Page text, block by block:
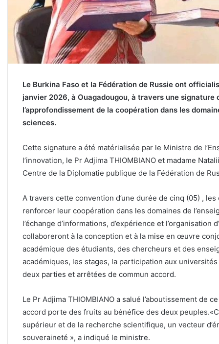
Le Burkina Faso et la Fédération de Russie ont
janvier 2026, à Ouagadougou, à travers une signature
l’approfondissement de la coopération dans les
sciences.
Cette signature a été matérialisée par le Ministre de
l’innovation, le Pr Adjima THIOMBIANO et madame
Centre de la Diplomatie publique de la Fédération de
A travers cette convention d’une durée de cinq (05) ,
renforcer leur coopération dans les domaines de
l’échange d’informations, d’expérience et
collaboreront à la conception et à la mise en œuvre
académique des étudiants, des chercheurs et des
académiques, les stages, la participation aux
deux parties et arrêtées de commun accord.
Le Pr Adjima THIOMBIANO a salué l’aboutissement de
accord porte des fruits au bénéfice des deux
supérieur et de la recherche scientifique, un vecteur
souveraineté », a indiqué le ministre.